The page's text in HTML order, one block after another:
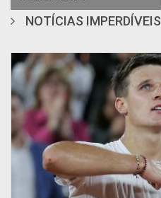
NOTÍCIAS IMPERDÍVEIS